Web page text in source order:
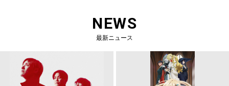
NEWS
最新ニュース